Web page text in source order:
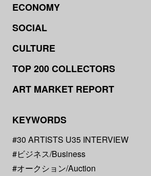
ECONOMY
SOCIAL
CULTURE
TOP 200 COLLECTORS
ART MARKET REPORT
KEYWORDS
#30 ARTISTS U35 INTERVIEW
#ビジネス/Business
#オークション/Auction